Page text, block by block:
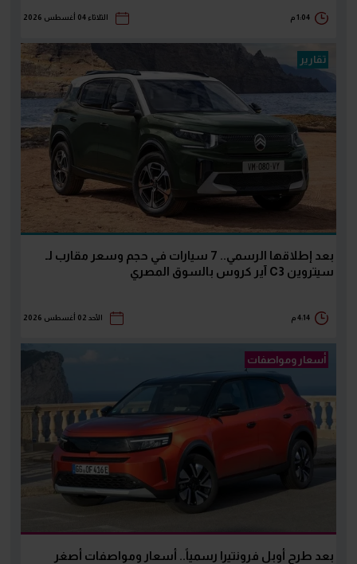
1:04 م الثلاثاء 04 أغسطس 2026
تقارير
بعد إطلاقها الرسمي.. 7 سيارات في حجم وسعر مقارب لـ
سيتروين C3 آير كروس بالسوق المصري
4:14 م الأحد 02 أغسطس 2026
أسعار ومواصفات
بعد طرح أوبل فرونتيرا رسمياً.. أسعار ومواصفات أصغر